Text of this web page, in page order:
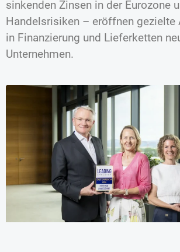
sinkenden Zinsen in der Eurozone
Handelsrisiken – eröffnen gezielte
in Finanzierung und Lieferketten
Unternehmen.